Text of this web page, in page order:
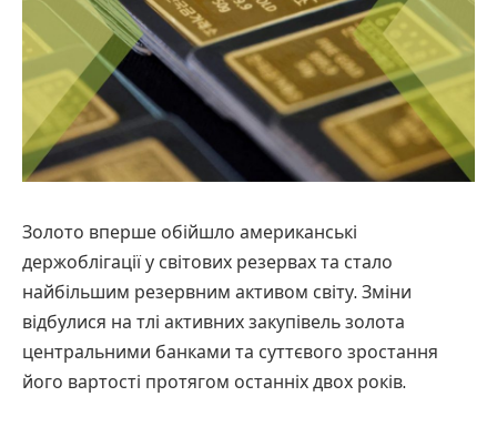
Золото вперше обійшло американські
держоблігації у світових резервах та стало
найбільшим резервним активом світу. Зміни
відбулися на тлі активних закупівель золота
центральними банками та суттєвого зростання
його вартості протягом останніх двох років.